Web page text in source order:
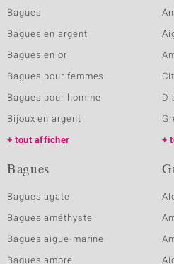
Bagues
Bagues en argent
Bagues en or
Bagues pour femmes
Bagues pour homme
Bijoux en argent
tout afficher
Bagues
Bagues agate
Bagues améthyste
Bagues aigue-marine
Bagues ambre